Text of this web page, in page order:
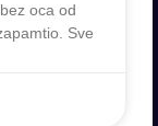
oca od
Sve